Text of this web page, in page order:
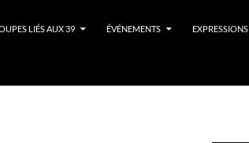
LIÉS AUX 39 ÉVÉNEMENTS EXPRESSIONS